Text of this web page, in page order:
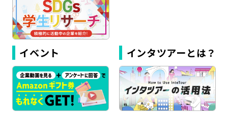
イベント インタツアーとは？